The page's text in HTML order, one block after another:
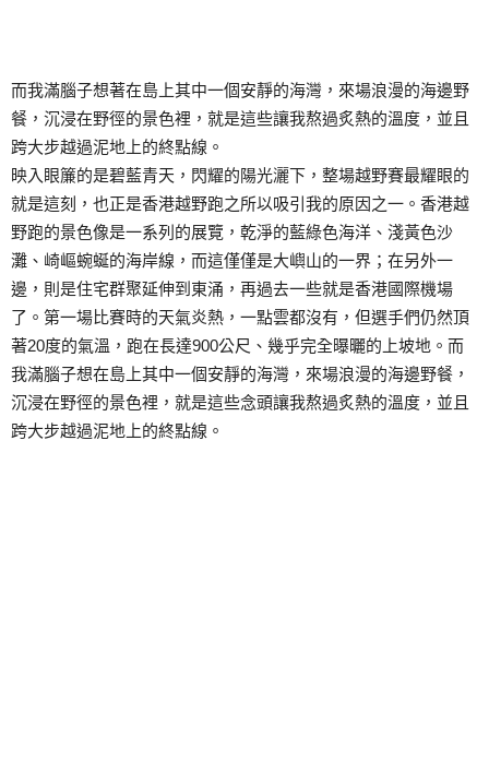
而我滿腦子想著在島上其中一個安靜的海灣，來場浪漫的海邊野
餐，沉浸在野徑的景色裡，就是這些讓我熬過炙熱的溫度，並且
跨大步越過泥地上的終點線。
映入眼簾的是碧藍青天，閃耀的陽光灑下，整場越野賽最耀眼的
就是這刻，也正是香港越野跑之所以吸引我的原因之一。香港越
野跑的景色像是一系列的展覽，乾淨的藍綠色海洋、淺黃色沙
灘、崎嶇蜿蜒的海岸線，而這僅僅是大嶼山的一界；在另外一
邊，則是住宅群聚延伸到東涌，再過去一些就是香港國際機場
了。第一場比賽時的天氣炎熱，一點雲都沒有，但選手們仍然頂
著20度的氣溫，跑在長達900公尺、幾乎完全曝曬的上坡地。而
我滿腦子想在島上其中一個安靜的海灣，來場浪漫的海邊野餐，
沉浸在野徑的景色裡，就是這些念頭讓我熬過炙熱的溫度，並且
跨大步越過泥地上的終點線。